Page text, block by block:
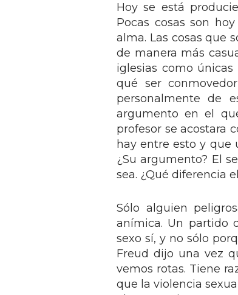
Hoy se está
Pocas cosas son
alma. Las cosas que
de manera más
iglesias como
qué ser
personalmente de
argumento en el
profesor se acostara
hay entre esto y que
¿Su argumento? El
sea. ¿Qué diferencia
Sólo alguien
anímica. Un partido
sexo sí, y no sólo
Freud dijo una vez
vemos rotas. Tiene
que la violencia